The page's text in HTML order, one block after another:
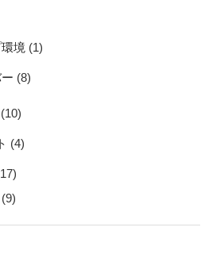
境 (1)
(8)
(10)
(4)
(9)